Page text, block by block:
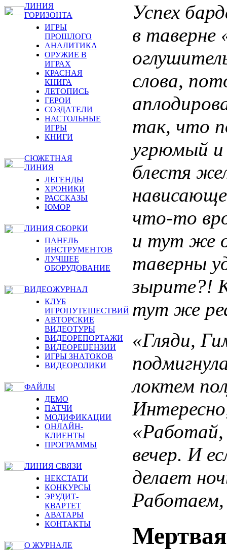
ЛИНИЯ
ГОРИЗОНТА
ИГРЫ
ПРОШЛОГО
АНАЛИТИКА
ОРУЖИЕ В
ИГРАХ
КРАСНАЯ
КНИГА
ЛЕТОПИСЬ
ГЕРОИ
СОЗДАТЕЛИ
НАСТОЛЬНЫЕ
ИГРЫ
КНИГИ
СЮЖЕТНАЯ
ЛИНИЯ
ЛЕГЕНДЫ
ХРОНИКИ
РАССКАЗЫ
ЮМОР
ЛИНИЯ СБОРКИ
ПАНЕЛЬ
ИНСТРУМЕНТОВ
ЛУЧШЕЕ
ОБОРУДОВАНИЕ
ВИДЕОЖУРНАЛ
КЛУБ
ИГРОПУТЕШЕСТВИЙ
АВТОРСКИЕ
ВИДЕОТУРЫ
ВИДЕОРЕПОРТАЖИ
ВИДЕОРЕЦЕНЗИИ
ИГРЫ ЗНАТОКОВ
ВИДЕОРОЛИКИ
ФАЙЛЫ
ДЕМО
ПАТЧИ
МОДИФИКАЦИИ
ОНЛАЙН-
КЛИЕНТЫ
ПРОГРАММЫ
ЛИНИЯ СВЯЗИ
НЕКСТАТИ
КОНКУРСЫ
ЭРУДИТ-
КВАРТЕТ
АВАТАРЫ
КОНТАКТЫ
О ЖУРНАЛЕ
Успех
в таверне
слова,
так, что
угрюмый и
блестя
что-то
и тут же
таверны
зырите?!
тут же
«Гляди,
локтем
вечер. И
делает